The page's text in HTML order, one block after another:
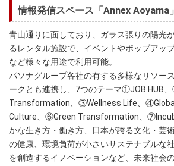
情報発信スペース「Annex Aoyama
青山通りに面しており、ガラス張りの陽光
るレンタル施設で、イベントやポップアッ
など様々な用途で利用可能。
パソナグループ各社の有する多様なリソー
ークとも連携し、7つのテーマ①JOB HUB
Transformation、③Wellness Life、
Culture、⑥Green Transformation、
かな生き方・働き方、日本が誇る文化・芸
の健康、環境負荷が小さいサステナブルな
を創造するイノベーションなど、未来社会